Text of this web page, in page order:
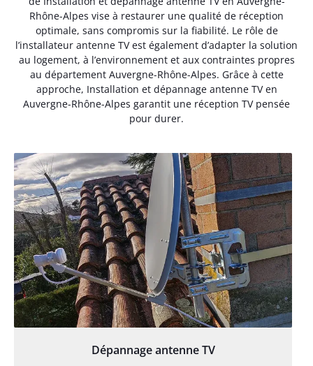
Rhône-Alpes vise à restaurer une qualité de réception
optimale, sans compromis sur la fiabilité. Le rôle de
l’installateur antenne TV est également d’adapter la solution
au logement, à l’environnement et aux contraintes propres
au département Auvergne-Rhône-Alpes. Grâce à cette
approche, Installation et dépannage antenne TV en
Auvergne-Rhône-Alpes garantit une réception TV pensée
pour durer.
Dépannage antenne TV